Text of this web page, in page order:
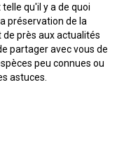
qu'il y a de quoi
préservation de la
près aux actualités
partager avec vous de
peu connues ou
astuces.